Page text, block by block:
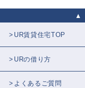
UR賃貸住宅TOP
URの借り方
よくあるご質問